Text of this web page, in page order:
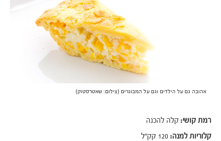
אהובה גם על הילדים וגם על המבוגרים (צילום: שאטרסטוק)
רמת קושי: קלה להכנה
קלוריות למנה: